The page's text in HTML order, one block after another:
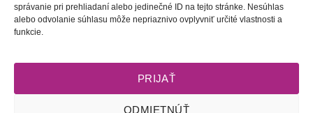
správanie pri prehliadaní alebo jedinečné ID na tejto stránke. Nesúhlas
alebo odvolanie súhlasu môže nepriaznivo ovplyvniť určité vlastnosti a
funkcie.
PRIJAŤ
ODMIETNÚŤ
Ľadové kráľovstvo | Krištáľové
range: